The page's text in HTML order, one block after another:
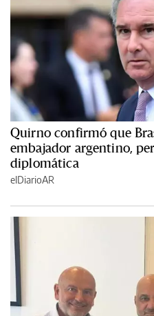
Quirno confirmó que
embajador argentino,
diplomática
elDiarioAR